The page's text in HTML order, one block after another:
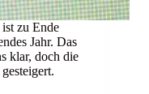
zu Ende
Jahr. Das
klar, doch die